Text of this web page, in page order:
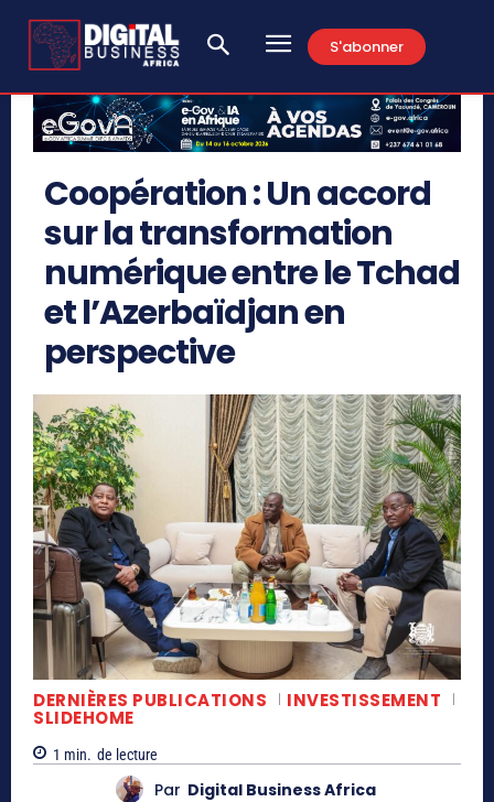
S'abonner
Coopération : Un accord
sur la transformation
numérique entre le Tchad
et l’Azerbaïdjan en
perspective
DERNIÈRES PUBLICATIONS INVESTISSEMENT
SLIDEHOME
1 min. de lecture
Par Digital Business Africa